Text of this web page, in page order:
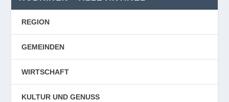
REGION
GEMEINDEN
WIRTSCHAFT
KULTUR UND GENUSS